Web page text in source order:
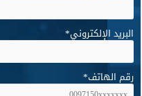
البريد الإلكتروني*
رقم الهاتف*